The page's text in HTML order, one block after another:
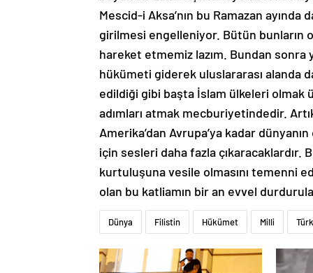
Mescid-i Aksa’nın bu Ramazan
girilmesi engelleniyor. Bütün bunların
hareket etmemiz lazım. Bundan sonra
hükümeti giderek uluslararası alanda
edildiği gibi başta İslam ülkeleri
adımları atmak mecburiyetindedir.
Amerika’dan Avrupa’ya kadar
için sesleri daha fazla çıkaracaklardır.
kurtuluşuna vesile olmasını temenni
olan bu katliamın bir an evvel
Dünya Filistin Hükümet Milli